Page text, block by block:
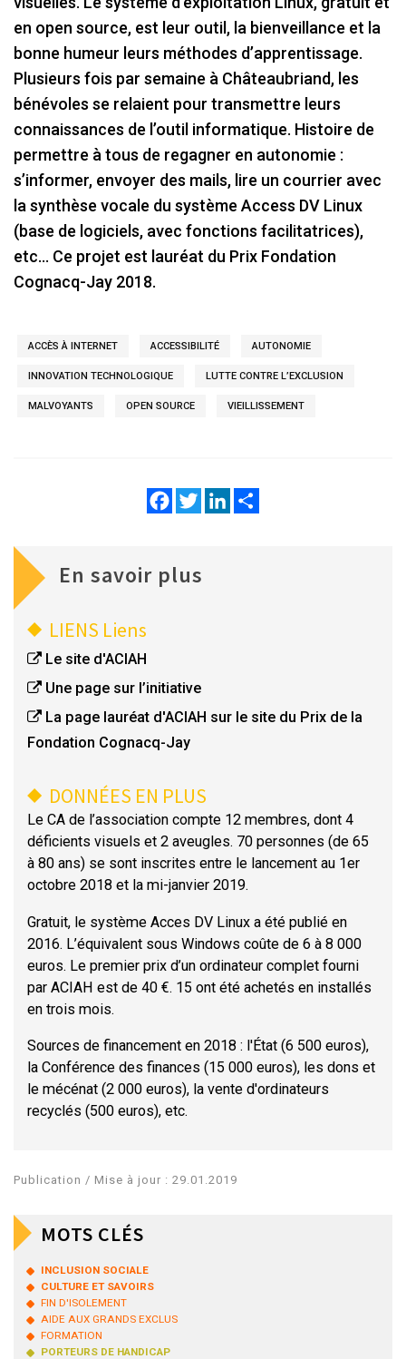
en open source, est leur outil, la bienveillance et la
bonne humeur leurs méthodes d’apprentissage.
Plusieurs fois par semaine à Châteaubriand, les
bénévoles se relaient pour transmettre leurs
connaissances de l’outil informatique. Histoire de
permettre à tous de regagner en autonomie :
s’informer, envoyer des mails, lire un courrier avec
la synthèse vocale du système Access DV Linux
(base de logiciels, avec fonctions facilitatrices),
etc… Ce projet est lauréat du Prix Fondation
Cognacq-Jay 2018.
ACCÈS À INTERNET ACCESSIBILITÉ AUTONOMIE
INNOVATION TECHNOLOGIQUE LUTTE CONTRE L’EXCLUSION
MALVOYANTS OPEN SOURCE VIEILLISSEMENT
FacebookTwitterLinkedIn
En savoir plus
LIENS Liens
Le site d'ACIAH
Une page sur l’initiative
La page lauréat d'ACIAH sur le site du Prix de la
Fondation Cognacq-Jay
DONNÉES EN PLUS
Le CA de l’association compte 12 membres, dont 4
déficients visuels et 2 aveugles. 70 personnes (de 65
à 80 ans) se sont inscrites entre le lancement au 1er
octobre 2018 et la mi-janvier 2019.
Gratuit, le système Acces DV Linux a été publié en
2016. L’équivalent sous Windows coûte de 6 à 8 000
euros. Le premier prix d’un ordinateur complet fourni
par ACIAH est de 40 €. 15 ont été achetés en installés
en trois mois.
Sources de financement en 2018 : l'État (6 500 euros),
la Conférence des finances (15 000 euros), les dons et
le mécénat (2 000 euros), la vente d'ordinateurs
recyclés (500 euros), etc.
Publication / Mise à jour : 29.01.2019
MOTS CLÉS
INCLUSION SOCIALE
CULTURE ET SAVOIRS
FIN D'ISOLEMENT
AIDE AUX GRANDS EXCLUS
FORMATION
PORTEURS DE HANDICAP